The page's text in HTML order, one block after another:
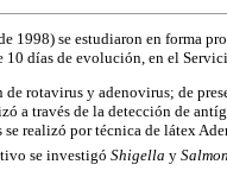
1998) se estudiaron en forma
días de evolución, en el
rotavirus y adenovirus; de
a través de la detección de
realizó por técnica de látex
se investigó Shigella y